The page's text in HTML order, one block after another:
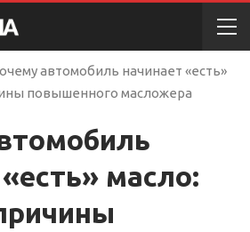
автомобиль начинает «есть»
повышенного масложера
масло: